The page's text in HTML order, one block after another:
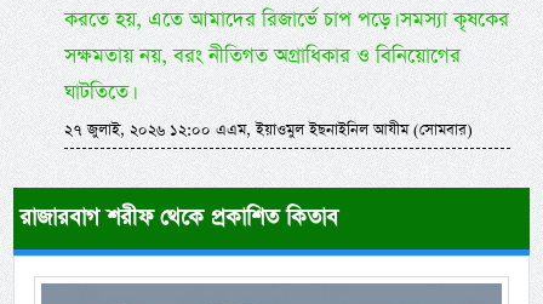
করতে হয়, এতে আমাদের রিজার্ভে চাপ পড়ে। সমস্যা কৃষকের
সক্ষমতায় নয়, বরং নীতিগত অগ্রাধিকার ও বিনিয়োগের
ঘাটতিতে।
২৭ জুলাই, ২০২৬ ১২:০০ এএম, ইয়াওমুল ইছনাইনিল আযীম (সোমবার)
রাজারবাগ শরীফ থেকে প্রকাশিত কিতাব